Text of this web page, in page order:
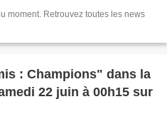
moment. Retrouvez toutes les news
: Champions" dans la
22 juin à 00h15 sur